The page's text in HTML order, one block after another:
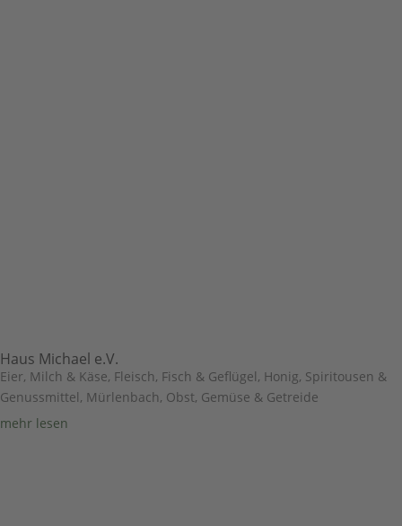
Haus Michael e.V.
Eier, Milch & Käse, Fleisch, Fisch & Geflügel, Honig, Spiritousen &
Genussmittel, Mürlenbach, Obst, Gemüse & Getreide
mehr lesen